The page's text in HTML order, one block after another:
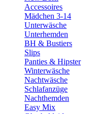
Accessoires
Mädchen 3-14
Unterwäsche
Unterhemden
BH & Bustiers
Slips
Panties & Hipster
Winterwäsche
Nachtwäsche
Schlafanzüge
Nachthemden
Easy Mix